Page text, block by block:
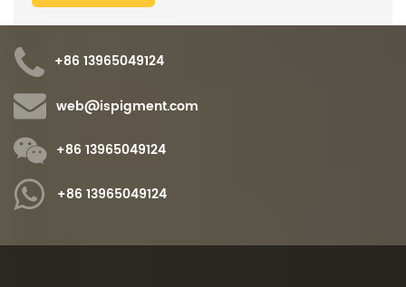
+86 13965049124
web@ispigment.com
+86 13965049124
+86 13965049124